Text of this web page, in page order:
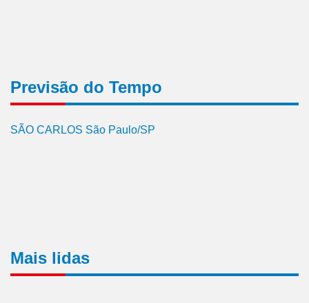
Previsão do Tempo
SÃO CARLOS São Paulo/SP
Mais lidas